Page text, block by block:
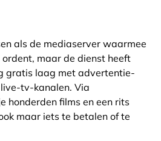
als de mediaserver waarmee
maar de dienst heeft
gratis laag met advertentie-
tv-kanalen. Via
honderden films en een rits
maar iets te betalen of te